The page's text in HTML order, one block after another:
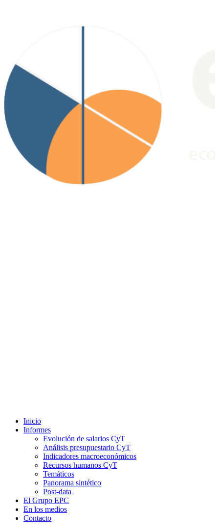
Inicio
Informes
Evolución de salarios CyT
Análisis presupuestario CyT
Indicadores macroeconómicos
Recursos humanos CyT
Temáticos
Panorama sintético
Post-data
El Grupo EPC
En los medios
Contacto